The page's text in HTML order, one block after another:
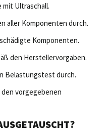
mit Ultraschall.
aller Komponenten durch.
Komponenten.
den Herstellervorgaben.
Belastungstest durch.
vorgegebenen